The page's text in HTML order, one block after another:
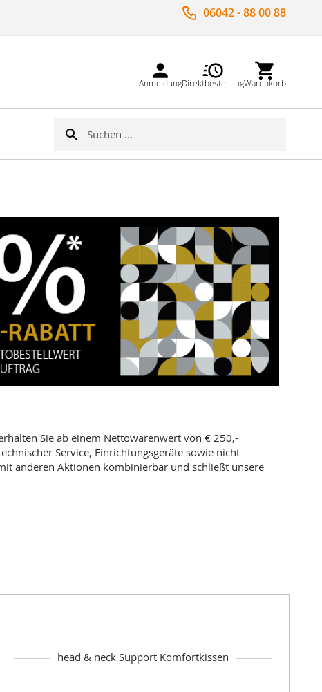
06042 - 88 00 88
AnmeldungDirektbestellungWarenkorb
Suche
Sie ab einem Nettowarenwert von € 250,-
Service, Einrichtungsgeräte sowie nicht
anderen Aktionen kombinierbar und schließt unsere
head & neck Support Komfortkissen